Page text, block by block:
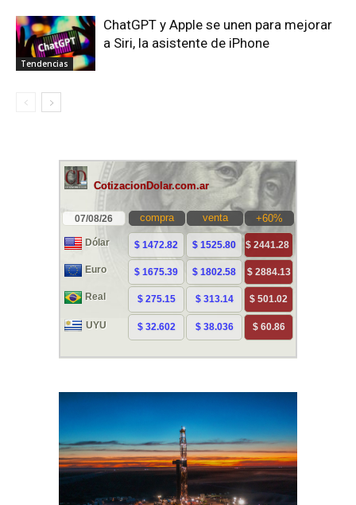
Tendencias
ChatGPT y Apple se unen para mejorar
a Siri, la asistente de iPhone